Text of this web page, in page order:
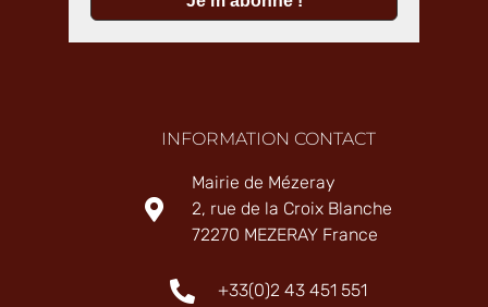
INFORMATION CONTACT
Mairie de Mézeray
2, rue de la Croix Blanche
72270 MEZERAY France
+33(0)2 43 451 551